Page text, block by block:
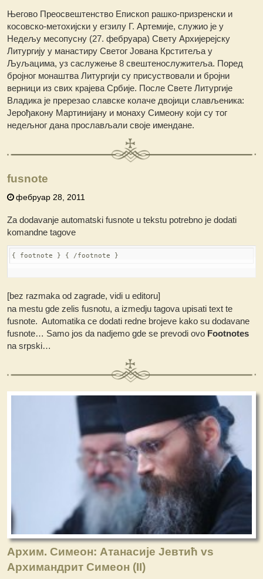
Његово Преосвештенство Епископ рашко-призренски и
косовско-метохијски у егзилу Г. Артемије, служио је у
Недељу месопусну (27. фебруара) Свету Архијерејску
Литургију у манастиру Светог Јована Крститеља у
Љуљацима, уз саслужење 8 свештенослужитеља. Поред
бројног монаштва Литургији су присуствовали и бројни
верници из свих крајева Србије. После Свете Литургије
Владика је пререзао славске колаче двојици слављеника:
Јерођакону Мартинијану и монаху Симеону који су тог
недељног дана прослављали своје имендане.
fusnote
фебруар 28, 2011
Za dodavanje automatski fusnote u tekstu potrebno je dodati
komandne tagove
{ footnote } { /footnote }
[bez razmaka od zagrade, vidi u editoru]
na mestu gde zelis fusnotu, a izmedju tagova upisati text te
fusnote. Automatika ce dodati redne brojeve kako su dodavane
fusnote… Samo jos da nadjemo gde se prevodi ovo Footnotes
na srpski…
Архим. Симеон: Атанасије Јевтић vs
Архимандрит Симеон (II)